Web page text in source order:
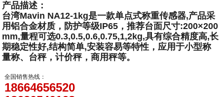
产品描述：
台湾Mavin NA12-1kg是一款单点式称重传感器,产品采
用铝合金材质，防护等级IP65，推荐台面尺寸:200×200
mm,量程可选0.3,0.5,0.6,0.75,1,2kg,具有综合精度高,长
期稳定性好,结构简单,安装容易等特性，应用于小型称
量称、台秤，计价秤，商用秤等。
全国销售热线：
18664656520